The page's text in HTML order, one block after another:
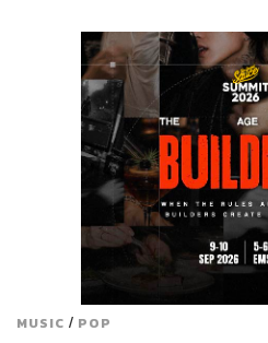
MUSIC / POP